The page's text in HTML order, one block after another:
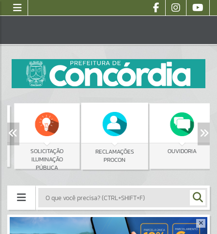
SOLICITAÇÃO
ILUMINAÇÃO
PÚBLICA
RECLAMAÇÕES
PROCON
OUVIDORIA